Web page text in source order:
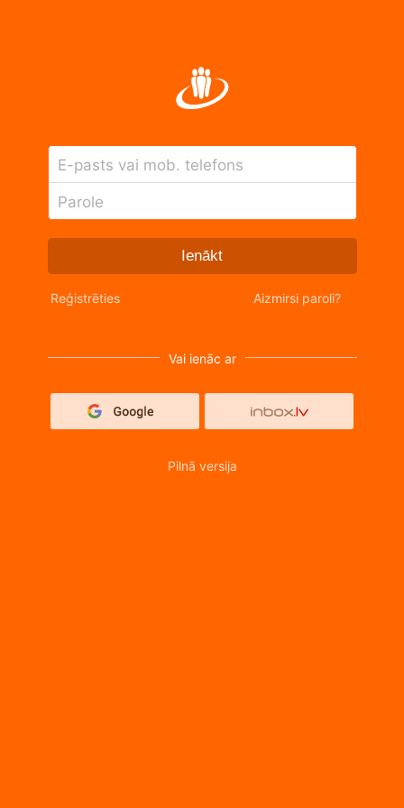
E-pasts vai mob. telefons
Parole
Ienākt
Reģistrēties Aizmirsi paroli?
Vai ienāc ar
Pilnā versija